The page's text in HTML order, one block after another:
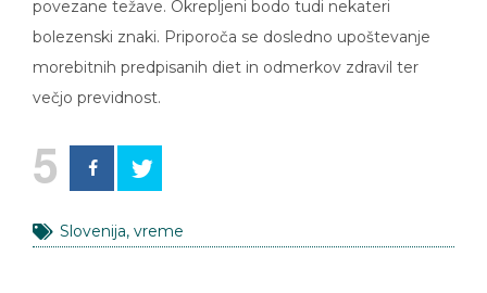
povezane težave. Okrepljeni bodo tudi nekateri
bolezenski znaki. Priporoča se dosledno upoštevanje
morebitnih predpisanih diet in odmerkov zdravil ter
večjo previdnost.
5
Slovenija, vreme